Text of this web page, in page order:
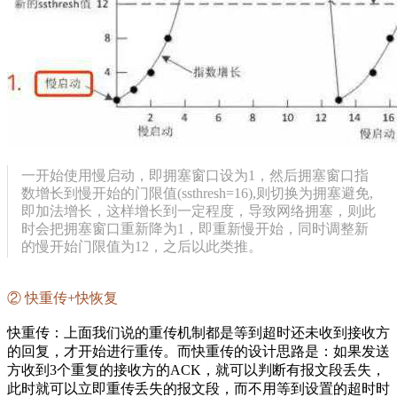
一开始使用慢启动，即拥塞窗口设为1，然后拥塞窗口指
数增长到慢开始的门限值(ssthresh=16),则切换为拥塞避免,
即加法增长，这样增长到一定程度，导致网络拥塞，则此
时会把拥塞窗口重新降为1，即重新慢开始，同时调整新
的慢开始门限值为12，之后以此类推。
② 快重传+快恢复
快重传：上面我们说的重传机制都是等到超时还未收到接收方
的回复，才开始进行重传。而快重传的设计思路是：如果发送
方收到3个重复的接收方的ACK，就可以判断有报文段丢失，
此时就可以立即重传丢失的报文段，而不用等到设置的超时时